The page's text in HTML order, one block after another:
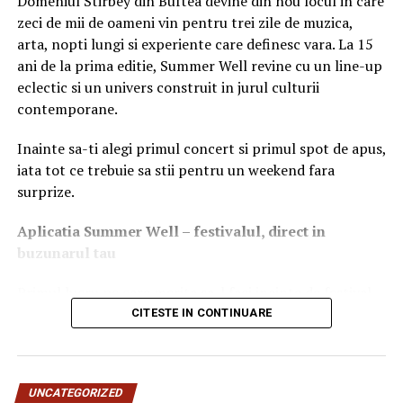
necorespunzător” de executare
Episodul cel mai grav nu este cel al comunicării
defectuoase sau al licitațiilor eșuate, ci cel consemnat în
august 2025, când instanța a pronunțat o decizie cu
totul neobișnuită: înlocuirea Sierra Quadrant din
funcția de lichidator judiciar în dosarul Donau Chem.
Judecătorul-sindic a reținut în motivare „modul
necorespunzător” de executare a atribuțiilor, indicând
obligație de bază în orice procedură de insolvență —
precum și ignorarea unor documente relevante depuse
previzibilă: blocaje procedurale și întârzieri
semnificative în finalizarea unui dosar deja dificil.
Și totuși — CFR Marfă îi propune același practician
În acest context, propunerea CFR Marfă de a desemna
zeci de mii de oameni vin pentru trei zile de muzica,
arta, nopti lungi si experiente care definesc vara. La 15
ani de la prima editie, Summer Well revine cu un line-up
eclectic si un univers construit in jurul culturii
contemporane.
Inainte sa-ti alegi primul concert si primul spot de apus,
iata tot ce trebuie sa stii pentru un weekend fara
surprize.
Aplicatia Summer Well– festivalul, direct in
buzunarul tau
este sa descarci aplicatia Summer Well, disponibila in
festivalului, zonele de food & drinks, activitatile de
CITESTE IN CONTINUARE
UNCATEGORIZED